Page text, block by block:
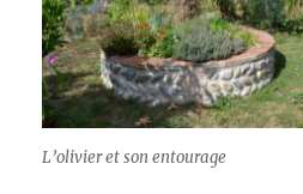
L’olivier et son entourage